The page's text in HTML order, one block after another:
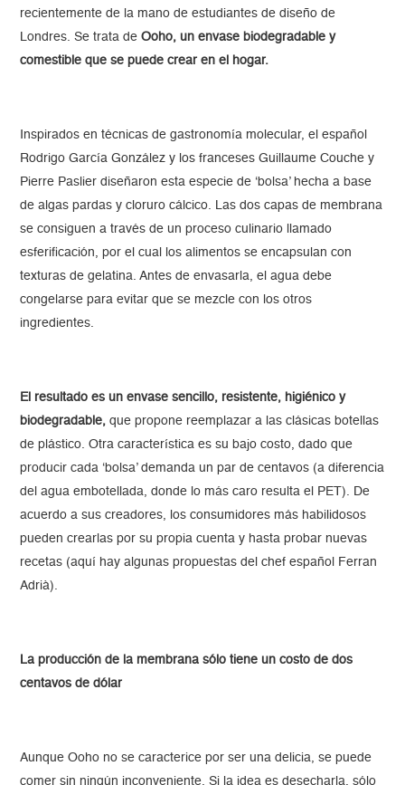
recientemente de la mano de estudiantes de diseño de
Londres. Se trata deOoho, un envase biodegradable y
comestible que se puede crear en el hogar.
Inspirados en técnicas de gastronomía molecular, el español
Rodrigo García González y los franceses Guillaume Couche y
Pierre Paslier diseñaron esta especie de ‘bolsa’ hecha a base
de algas pardas y cloruro cálcico. Las dos capas de membrana
se consiguen a través de un proceso culinario llamado
esferificación, por el cual los alimentos se encapsulan con
texturas de gelatina. Antes de envasarla, el agua debe
congelarse para evitar que se mezcle con los otros
ingredientes.
El resultado es un envase sencillo, resistente, higiénico y
biodegradable, que propone reemplazar a las clásicas botellas
de plástico. Otra característica es su bajo costo, dado que
producir cada ‘bolsa’ demanda un par de centavos (a diferencia
del agua embotellada, donde lo más caro resulta el PET). De
acuerdo a sus creadores, los consumidores más habilidosos
pueden crearlas por su propia cuenta y hasta probar nuevas
recetas (aquí hay algunas propuestas del chef español Ferran
Adrià).
La producción de la membrana sólo tiene un costo de dos
centavos de dólar
Aunque Ooho no se caracterice por ser una delicia, se puede
comer sin ningún inconveniente. Si la idea es desecharla, sólo